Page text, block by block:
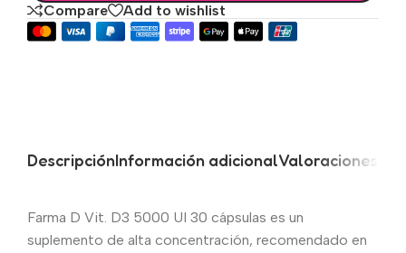
Compare Add to wishlist
DescripciónInformación adicionalValoraciones (0)
Farma D Vit. D3 5000 UI 30 cápsulas es un
suplemento de alta concentración, recomendado en